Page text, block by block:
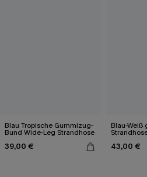
Blau Tropische Gummizug-
Bund Wide-Leg Strandhose
39,00 €
Blau-Weiß
43,00 €